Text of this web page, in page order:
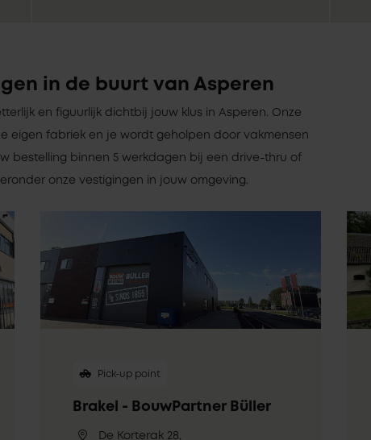
in de buurt van Asperen
en figuurlijk dichtbij jouw klus in Asperen. Onze
eigen fabriek en je wordt geholpen door vakmensen
bestelling binnen 5 werkdagen bij een drive-thru of
onze vestigingen in jouw omgeving.
Pick-up point
Brakel - BouwPartner Büller
De Korterak 28,